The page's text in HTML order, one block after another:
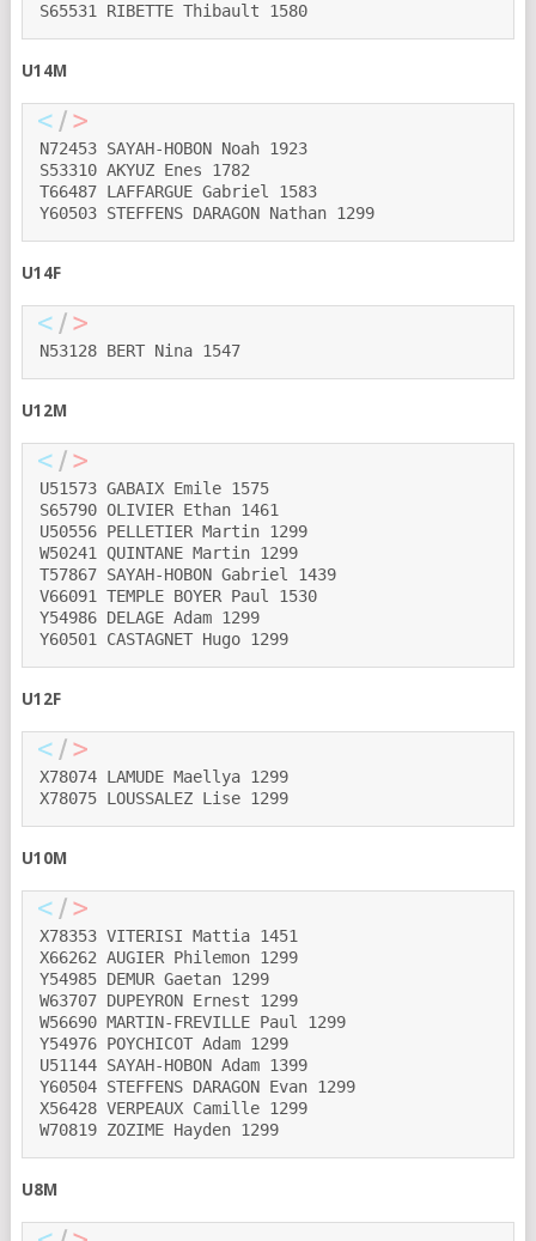
S65531 RIBETTE Thibault 1580
U14M
N72453 SAYAH-HOBON Noah 1923
S53310 AKYUZ Enes 1782
T66487 LAFFARGUE Gabriel 1583
Y60503 STEFFENS DARAGON Nathan 1299
U14F
N53128 BERT Nina 1547
U12M
U51573 GABAIX Emile 1575
S65790 OLIVIER Ethan 1461
U50556 PELLETIER Martin 1299
W50241 QUINTANE Martin 1299
T57867 SAYAH-HOBON Gabriel 1439
V66091 TEMPLE BOYER Paul 1530
Y54986 DELAGE Adam 1299
Y60501 CASTAGNET Hugo 1299
U12F
X78074 LAMUDE Maellya 1299
X78075 LOUSSALEZ Lise 1299
U10M
X78353 VITERISI Mattia 1451
X66262 AUGIER Philemon 1299
Y54985 DEMUR Gaetan 1299
W63707 DUPEYRON Ernest 1299
W56690 MARTIN-FREVILLE Paul 1299
Y54976 POYCHICOT Adam 1299
U51144 SAYAH-HOBON Adam 1399
Y60504 STEFFENS DARAGON Evan 1299
X56428 VERPEAUX Camille 1299
W70819 ZOZIME Hayden 1299
U8M